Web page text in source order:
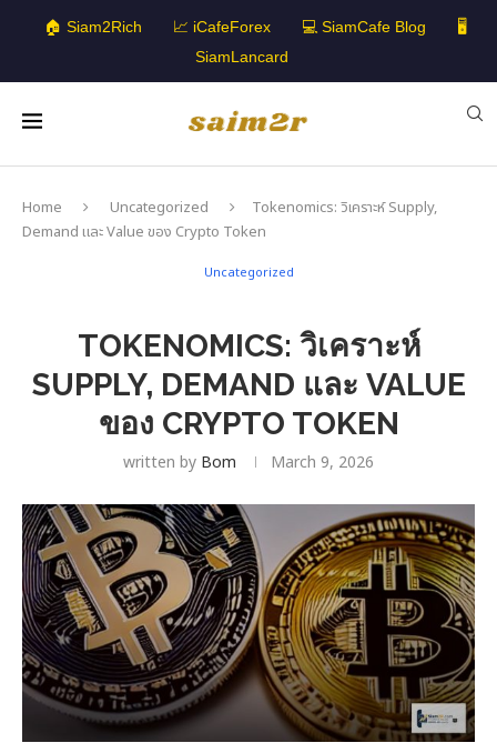
🏠 Siam2Rich 📈 iCafeForex 💻 SiamCafe Blog
🖥️
SiamLancard
Home Uncategorized
Tokenomics: วิเคราะห์ Supply,
Demand และ Value ของ Crypto Token
Uncategorized
TOKENOMICS: วิเคราะห์
SUPPLY, DEMAND และ VALUE
ของ CRYPTO TOKEN
written by Bom March 9, 2026